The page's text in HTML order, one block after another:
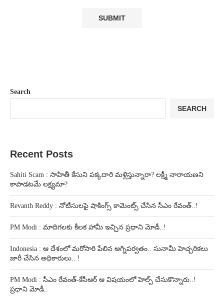
Search
SEARCH
Recent Posts
Sahiti Scam : సాహితీ కేసుని పక్కదారి మళ్లిస్తున్నారా? లక్ష్మీ నారాయణని
కాపాడటమే లక్ష్యమా?
Revanth Reddy : నోటీసులపై షాకింగ్స్ కామెంట్స్ చేసిన సీఎం రేవంత్..!
PM Modi : మాదిగలకు కీలక హామీ ఇచ్చిన ప్రధాని మోడీ..!
Indonesia : ఆ దేశంలో మరోసారి పేలిన అగ్నిపర్వతం.. సునామీ హెచ్చరికలు
జారీ చేసిన అధికారులు.. !
PM Modi : సీఎం రేవంత్-కేసీఆర్ ఆ విషయంలో హెల్ప్ చేసుకొన్నారు..!
ప్రధాని మోడీ..